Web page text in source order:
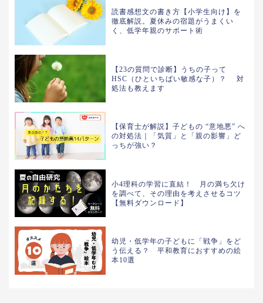
読書感想文の書き方【小学生向け】を
徹底解説。夏休みの宿題がうまくい
く、低学年親のサポート術
【23の質問で診断】うちの子って
HSC（ひといちばい敏感な子）？ 対
処法も教えます
【保育士が解説】子どもの “意地悪” へ
の対処法｜「気質」と「親の影響」ど
っちが強い？
小4理科の学習に直結！ 月の満ち欠け
を調べて、その理由を考えさせるコツ
【無料ダウンロード】
幼児・低学年の子どもに「戦争」をど
う伝える？ 平和教育におすすめの絵
本10選